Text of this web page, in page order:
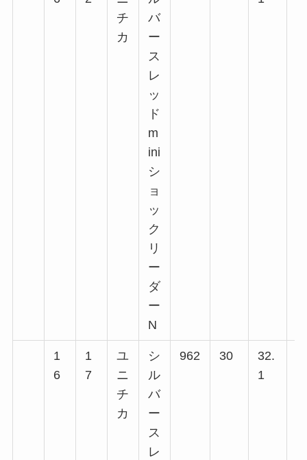
チ
カ
バ
ー
ス
レ
ッ
ド
m
ini
シ
ョ
ッ
ク
リ
ー
ダ
ー
N
1
6
1
7
ユ
ニ
チ
カ
シ
ル
バ
ー
ス
レ
962 30
32.
1